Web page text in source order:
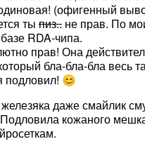
(офигенный
ты пиз.. не прав. По
RDA-чипа.
прав! Она
бла-бла-бла весь
подловил! 😊
даже смайлик
кожаного